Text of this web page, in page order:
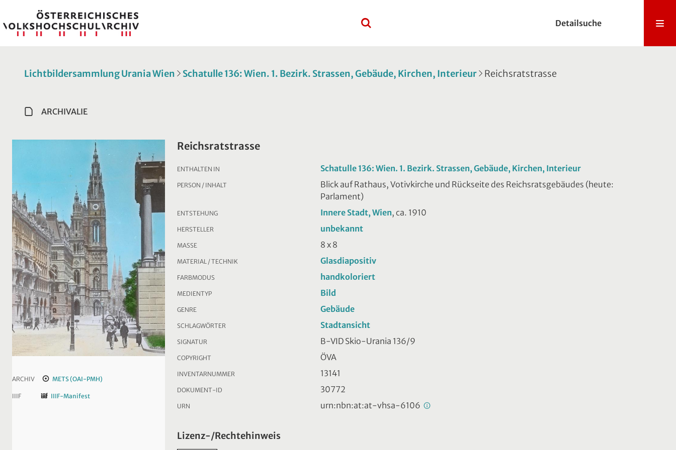
Detailsuche
Lichtbildersammlung Urania Wien Schatulle 136: Wien. 1. Bezirk. Strassen, Gebäude, Kirchen, Interieur Reichsratstrasse
ARCHIVALIE
ARCHIV METS (OAI-PMH)
IIIF IIIF-Manifest
Reichsratstrasse
ENTHALTEN IN Schatulle 136: Wien. 1. Bezirk. Strassen, Gebäude, Kirchen, Interieur
PERSON / INHALT
Blick auf Rathaus, Votivkirche und Rückseite des Reichsratsgebäudes (heute:
Parlament)
ENTSTEHUNG Innere Stadt, Wien, ca. 1910
HERSTELLER unbekannt
MASSE 8 x 8
MATERIAL / TECHNIK Glasdiapositiv
FARBMODUS handkoloriert
MEDIENTYP Bild
GENRE Gebäude
SCHLAGWÖRTER Stadtansicht
SIGNATUR B-VID Skio-Urania 136/9
COPYRIGHT ÖVA
INVENTARNUMMER 13141
DOKUMENT-ID 30772
URN urn:nbn:at:at-vhsa-6106
Lizenz-/Rechtehinweis